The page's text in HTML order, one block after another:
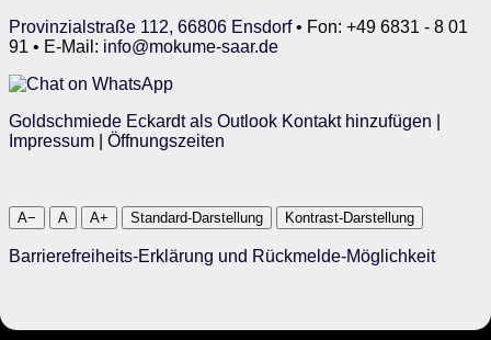
Provinzialstraße 112, 66806 Ensdorf• Fon: +49 6831 - 8 01
91 • E-Mail: info@mokume-saar.de
Goldschmiede Eckardt als Outlook Kontakt hinzufügen
Impressum
Öffnungszeiten
A− A A+ Standard-Darstellung Kontrast-Darstellung
Barrierefreiheits-Erklärung und Rückmelde-Möglichkeit